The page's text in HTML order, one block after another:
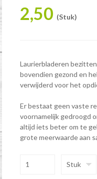
2,50 (Stuk)
Laurierbladeren
bovendien gezond en
verwijderd voor het
Er bestaat geen vaste
voornamelijk gedroogd
altijd iets beter om te
grote meerwaarde aan
Stuk